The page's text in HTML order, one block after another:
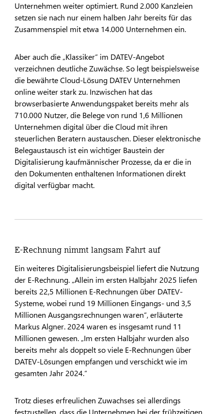
Unternehmen weiter optimiert. Rund 2.000 Kanzleien
setzen sie nach nur einem halben Jahr bereits für das
Zusammenspiel mit etwa 14.000 Unternehmen ein.
Aber auch die „Klassiker“ im DATEV-Angebot
verzeichnen deutliche Zuwächse. So legt beispielsweise
die bewährte Cloud-Lösung DATEV Unternehmen
online weiter stark zu. Inzwischen hat das
browserbasierte Anwendungspaket bereits mehr als
710.000 Nutzer, die Belege von rund 1,6 Millionen
Unternehmen digital über die Cloud mit ihren
steuerlichen Beratern austauschen. Dieser elektronische
Belegaustausch ist ein wichtiger Baustein der
Digitalisierung kaufmännischer Prozesse, da er die in
den Dokumenten enthaltenen Informationen direkt
digital verfügbar macht.
E-Rechnung nimmt langsam Fahrt auf
Ein weiteres Digitalisierungsbeispiel liefert die Nutzung
der E-Rechnung. „Allein im ersten Halbjahr 2025 liefen
bereits 22,5 Millionen E-Rechnungen über DATEV-
Systeme, wobei rund 19 Millionen Eingangs- und 3,5
Millionen Ausgangsrechnungen waren“, erläuterte
Markus Algner. 2024 waren es insgesamt rund 11
Millionen gewesen. „Im ersten Halbjahr wurden also
bereits mehr als doppelt so viele E-Rechnungen über
DATEV-Lösungen empfangen und verschickt wie im
gesamten Jahr 2024.“
Trotz dieses erfreulichen Zuwachses sei allerdings